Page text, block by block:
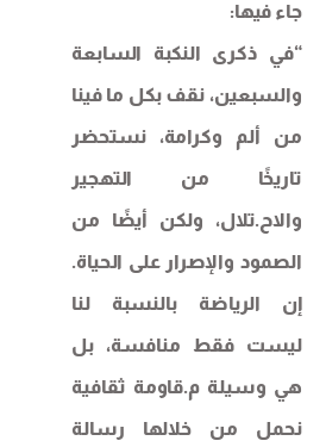
جاء فيها:
“في ذكرى النكبة السابعة
والسبعين، نقف بكل ما فينا
من ألم وكرامة، نستحضر
تاريخًا من التهجير
والاح.تلال، ولكن أيضًا من
الصمود والإصرار على الحياة.
إن الرياضة بالنسبة لنا
ليست فقط منافسة، بل
هي وسيلة م.قاومة ثقافية
نحمل من خلالها رسالة